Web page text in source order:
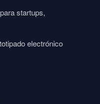
startups,
electrónico